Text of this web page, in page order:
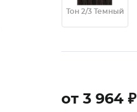
Тон 2/3 Темный
от 3 964 ₽